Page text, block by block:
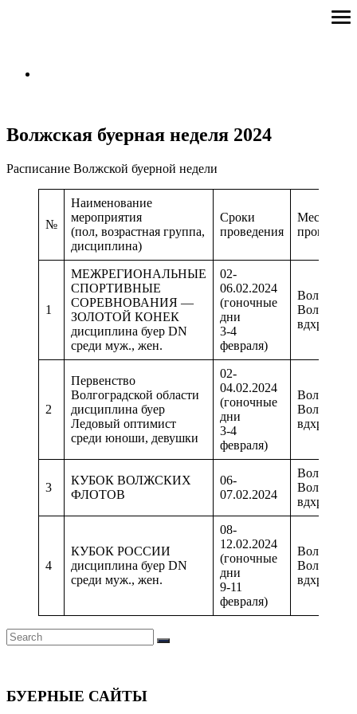
Волжская буерная неделя 2024
Расписание Волжской буерной недели
№
Наименование
мероприятия
(пол, возрастная группа,
дисциплина)
Сроки
проведения
Место
1
МЕЖРЕГИОНАЛЬНЫЕ
СПОРТИВНЫЕ
СОРЕВНОВАНИЯ —
ЗОЛОТОЙ КОНЕК
дисциплина буер DN
среди муж., жен.
02-
06.02.2024
(гоночные
дни
3-4
февраля)
Волжский
вдхр.
2
Первенство
Волгоградской области
дисциплина буер
Ледовый оптимист
среди юноши, девушки
02-
04.02.2024
(гоночные
дни
3-4
февраля)
Волжский
вдхр.
3
КУБОК ВОЛЖСКИХ
ФЛОТОВ
06-
07.02.2024
Волжский
вдхр.
4
КУБОК РОССИИ
дисциплина буер DN
среди муж., жен.
08-
12.02.2024
(гоночные
дни
9-11
февраля)
Волжский
вдхр.
Search
for:
Search
БУЕРНЫЕ САЙТЫ